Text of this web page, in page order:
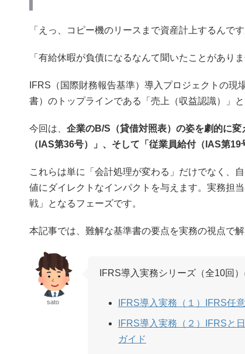
「えっ、コピー機のリースまで資産計上するんです
「有給休暇が負債になるなんて聞いたことがありま
IFRS（国際財務報告基準）導入プロジェクトの
書）のトップラインである「売上（収益認識）」
今回は、 企業のB/S（貸借対照表）の姿を劇的に
（IAS第36号）」、そして「従業員給付（IAS第19
これらは単に「会計処理が変わる」だけでなく、
値にダイレクトなインパクトを与えます。実務担
戦」となるフェーズです。
本記事では、難解な基準書の要点を実務の視点で
sato
IFRS導入実務シリーズ（全10回
IFRS導入実務（１）IFRS任
IFRS導入実務（２）IFRSと
ガイド